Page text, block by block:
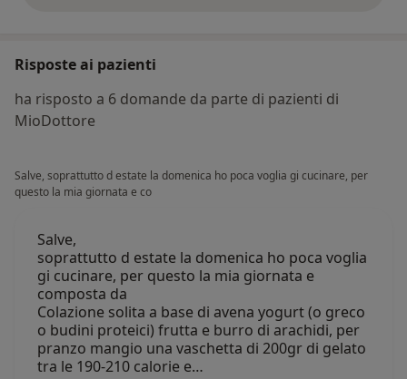
Risposte ai pazienti
ha risposto a 6 domande da parte di pazienti di
MioDottore
Salve, soprattutto d estate la domenica ho poca voglia gi cucinare, per
questo la mia giornata e co
Salve,
soprattutto d estate la domenica ho poca voglia
gi cucinare, per questo la mia giornata e
composta da
Colazione solita a base di avena yogurt (o greco
o budini proteici) frutta e burro di arachidi, per
pranzo mangio una vaschetta di 200gr di gelato
tra le 190-210 calorie e…